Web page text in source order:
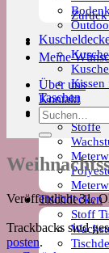
Taschen
Meterware
Stoffe
Tischdecken
Stoff
Meine
Über uns
Kontakt
Suchen
nach:
Veröffentlicht31.
Trackbacks sind
posten.